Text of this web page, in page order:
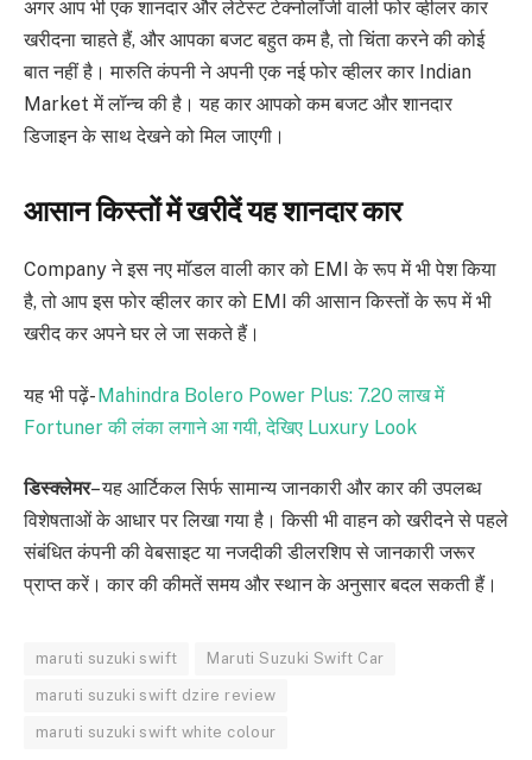
अगर आप भी एक शानदार और लेटेस्ट टेक्नोलॉजी वाली फोर व्हीलर कार
खरीदना चाहते हैं, और आपका बजट बहुत कम है, तो चिंता करने की कोई
बात नहीं है। मारुति कंपनी ने अपनी एक नई फोर व्हीलर कार Indian
Market में लॉन्च की है। यह कार आपको कम बजट और शानदार
डिजाइन के साथ देखने को मिल जाएगी।
आसान किस्तों में खरीदें यह शानदार कार
Company ने इस नए मॉडल वाली कार को EMI के रूप में भी पेश किया
है, तो आप इस फोर व्हीलर कार को EMI की आसान किस्तों के रूप में भी
खरीद कर अपने घर ले जा सकते हैं।
यह भी पढ़ें-Mahindra Bolero Power Plus: 7.20 लाख में
Fortuner की लंका लगाने आ गयी, देखिए Luxury Look
डिस्क्लेमर– यह आर्टिकल सिर्फ सामान्य जानकारी और कार की उपलब्ध
विशेषताओं के आधार पर लिखा गया है। किसी भी वाहन को खरीदने से पहले
संबंधित कंपनी की वेबसाइट या नजदीकी डीलरशिप से जानकारी जरूर
प्राप्त करें। कार की कीमतें समय और स्थान के अनुसार बदल सकती हैं।
maruti suzuki swift Maruti Suzuki Swift Car
maruti suzuki swift dzire review
maruti suzuki swift white colour